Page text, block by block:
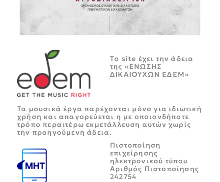
Tο site έχει την άδεια
της «ΕΝΩΣΗΣ
ΔΙΚΑΙΟΥΧΩΝ ΕΔΕΜ»
Τα μουσικά έργα παρέχονται μόνο για ιδιωτική
χρήση και απαγορεύεται η με οποιονδήποτε
τρόπο περαιτέρω εκμετάλλευση αυτών χωρίς
την προηγούμενη άδεια.
Πιστοποίηση
επιχείρησης
ηλεκτρονικού τύπου
Αριθμός Πιστοποίησης
242754